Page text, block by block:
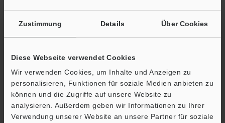
Zustimmung Details Über Cookies
Diese Webseite verwendet Cookies
Wir verwenden Cookies, um Inhalte und Anzeigen zu
personalisieren, Funktionen für soziale Medien anbieten zu
können und die Zugriffe auf unsere Website zu
analysieren. Außerdem geben wir Informationen zu Ihrer
Verwendung unserer Website an unsere Partner für soziale
Technische Leitfäden
Datenblatt (PDF)